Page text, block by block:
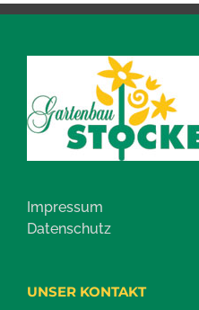
Impressum
Datenschutz
UNSER KONTAKT